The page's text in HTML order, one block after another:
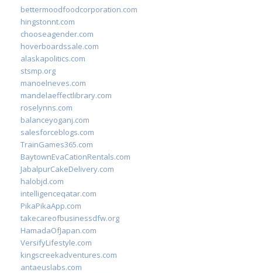
bettermoodfoodcorporation.com
hingstonnt.com
chooseagender.com
hoverboardssale.com
alaskapolitics.com
stsmp.org
manoelneves.com
mandelaeffectlibrary.com
roselynns.com
balanceyoganj.com
salesforceblogs.com
TrainGames365.com
BaytownEvaCationRentals.com
JabalpurCakeDelivery.com
halobjd.com
intelligenceqatar.com
PikaPikaApp.com
takecareofbusinessdfw.org
HamadaOfJapan.com
VersifyLifestyle.com
kingscreekadventures.com
antaeuslabs.com